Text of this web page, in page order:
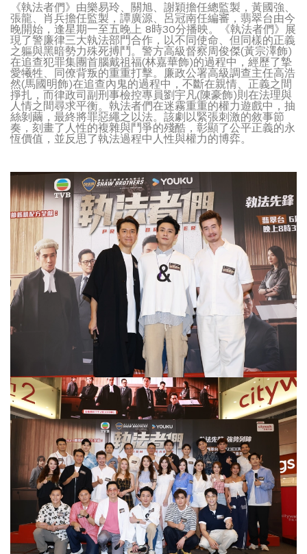
《執法者們》由樂易玲、關旭、謝穎擔任總監製，黃國強、
張龍、肖兵擔任監製，譚廣源、呂冠南任編審，翡翠台由今
晚開始，逢星期一至五晚上 8時30分播映。《執法者們》展
現了警廉律三大執法部門合作，以不同使命、但同樣的正義
之軀與黑暗勢力殊死搏鬥。警方高級督察周俊傑(黃宗澤飾)
在追查犯罪集團首腦戴祖福(林嘉華飾)的過程中，經歷了摯
愛犧牲、同僚背叛的重重打擊。廉政公署高級調查主任高浩
然(馬國明飾)在追查內鬼的過程中，不斷在親情、正義之間
掙扎，而律政司副刑事檢控專員劉宇凡(陳豪飾)則在法理與
人情之間尋求平衡。執法者們在迷霧重重的權力遊戲中，抽
絲剝繭，最終將罪惡繩之以法。該劇以緊張刺激的敘事節
奏，刻畫了人性的複雜與鬥爭的殘酷，彰顯了公平正義的永
恆價值，並反思了執法過程中人性與權力的博弈。